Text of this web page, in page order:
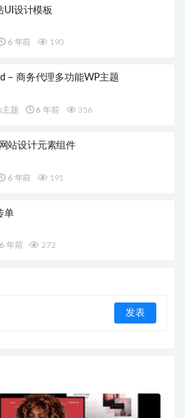
UI设计模板
6 年前 190
– 商务代理多功能WP主题
主题 6 年前 356
站设计元素组件
6 年前 191
单
年前 272